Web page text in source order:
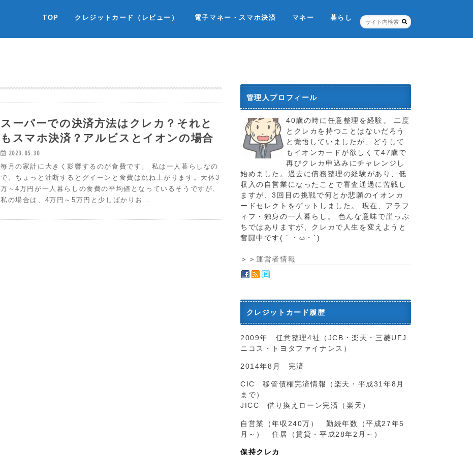
TOP クレジットカード（レビュー） 電子マネー・スマホ決済 マネー 暮らし
スーパーでの決済方法はクレカ？それと
もスマホ決済？アルビスとイオンの場合
2023.05.30
毎月の家計に大きく影響するのが食費です。 私は一人暮らしなの
で、ちょっと油断するとグイーンと食費は跳ね上がります。大体3
万～4万円が一人暮らしの食費の平均値となっているそうですが、
私の場合は、4万円～5万円と少しばかりお…
管理人プロフィール
40歳の時に任意整理を経験。 二度
とクレカを持つことはないだろう
と覚悟していましたが、どうして
もイオンカードが欲しくて47歳で
再びクレカ申込みにチャレンジし
始めました。過去に債務整理の経験があり、低
収入の自営業になったことで審査通過に苦戦し
ますが、3回目の挑戦で何とか悲願のイオンカ
ードセレクトをゲットしました。 現在、アラフ
ィフ・独身の一人暮らし。 色んな意味で崖っぷ
ちではありますが、クレカで人生を変えようと
奮闘中です(｀・ω・´)ゞ
＞＞運営者情報
クレジットカード履歴
2009年 任意整理4社（JCB・楽天・三菱UFJ
ニコス・トヨタファイナンス）
2014年8月 完済
CIC 移管債権完済情報（楽天・平成31年8月
まで）
JICC 借り換えローン完済（楽天）
自営業（年収240万） 勤続年数（平成27年5
月～） 住居（賃貸・平成28年2月～）
保持クレカ